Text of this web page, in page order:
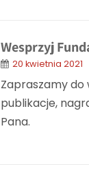
Wesprzyj
20 kwietnia 2021
Zapraszamy do
publikacje,
Pana.